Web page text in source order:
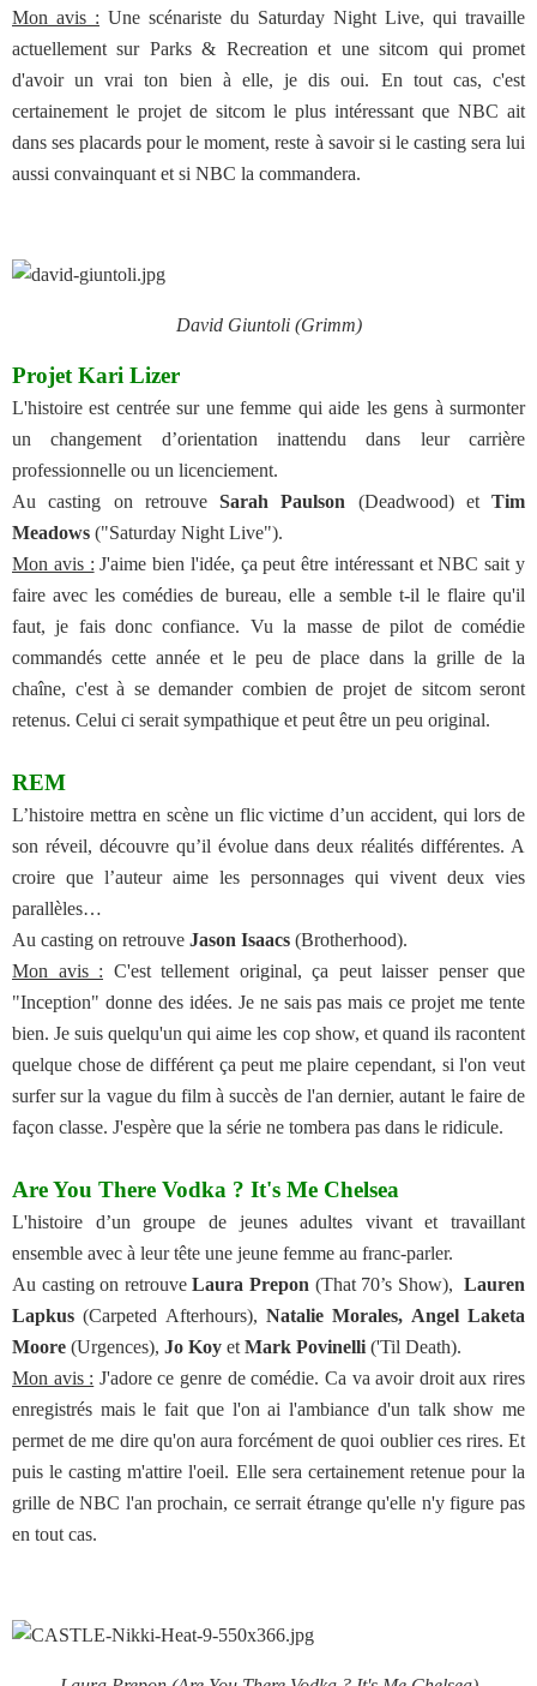
Mon avis : Une scénariste du Saturday Night Live, qui travaille
actuellement sur Parks & Recreation et une sitcom qui promet
d'avoir un vrai ton bien à elle, je dis oui. En tout cas, c'est
certainement le projet de sitcom le plus intéressant que NBC ait
dans ses placards pour le moment, reste à savoir si le casting sera lui
aussi convainquant et si NBC la commandera.
David Giuntoli (Grimm)
Projet Kari Lizer
L'histoire est centrée sur une femme qui aide les gens à surmonter
un changement d’orientation inattendu dans leur carrière
professionnelle ou un licenciement.
Au casting on retrouve Sarah Paulson (Deadwood) et Tim
Meadows ("Saturday Night Live").
Mon avis : J'aime bien l'idée, ça peut être intéressant et NBC sait y
faire avec les comédies de bureau, elle a semble t-il le flaire qu'il
faut, je fais donc confiance. Vu la masse de pilot de comédie
commandés cette année et le peu de place dans la grille de la
chaîne, c'est à se demander combien de projet de sitcom seront
retenus. Celui ci serait sympathique et peut être un peu original.
REM
L’histoire mettra en scène un flic victime d’un accident, qui lors de
son réveil, découvre qu’il évolue dans deux réalités différentes. A
croire que l’auteur aime les personnages qui vivent deux vies
parallèles…
Au casting on retrouve Jason Isaacs (Brotherhood).
Mon avis : C'est tellement original, ça peut laisser penser que
"Inception" donne des idées. Je ne sais pas mais ce projet me tente
bien. Je suis quelqu'un qui aime les cop show, et quand ils racontent
quelque chose de différent ça peut me plaire cependant, si l'on veut
surfer sur la vague du film à succès de l'an dernier, autant le faire de
façon classe. J'espère que la série ne tombera pas dans le ridicule.
Are You There Vodka ? It's Me Chelsea
L'histoire d’un groupe de jeunes adultes vivant et travaillant
ensemble avec à leur tête une jeune femme au franc-parler.
Au casting on retrouveLaura Prepon (That 70’s Show),Lauren
Lapkus (Carpeted Afterhours), Natalie Morales, Angel Laketa
Moore (Urgences), Jo Koy et Mark Povinelli ('Til Death).
Mon avis : J'adore ce genre de comédie. Ca va avoir droit aux rires
enregistrés mais le fait que l'on ai l'ambiance d'un talk show me
permet de me dire qu'on aura forcément de quoi oublier ces rires. Et
puis le casting m'attire l'oeil. Elle sera certainement retenue pour la
grille de NBC l'an prochain, ce serrait étrange qu'elle n'y figure pas
en tout cas.